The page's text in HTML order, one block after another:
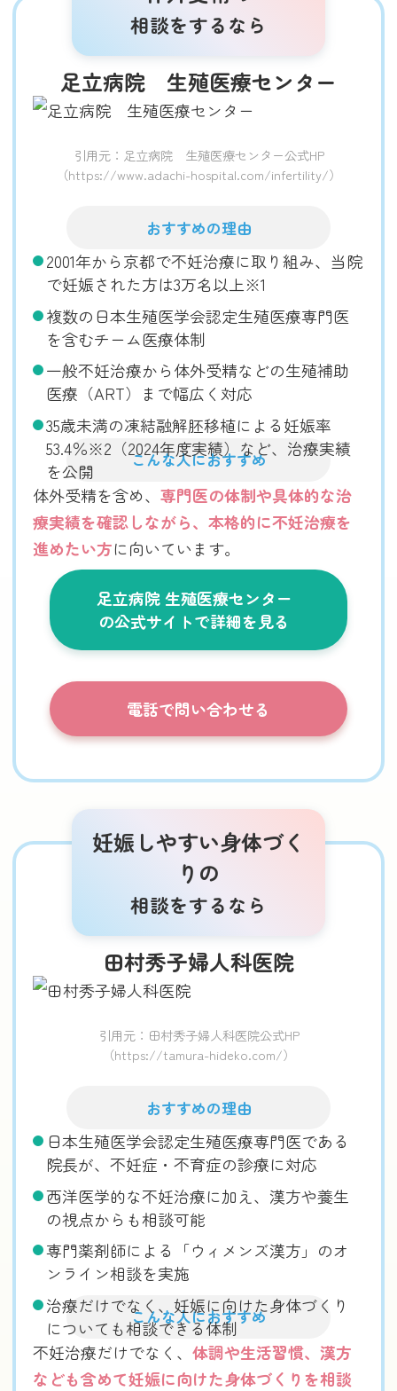
相談をするなら
足立病院 生殖医療センター
引用元：足立病院 生殖医療センター公式HP
（https://www.adachi-hospital.com/infertility/）
おすすめの理由
2001年から京都で不妊治療に取り組み、当院
で妊娠された方は3万名以上※1
複数の日本生殖医学会認定生殖医療専門医
を含むチーム医療体制
一般不妊治療から体外受精などの生殖補助
医療（ART）まで幅広く対応
35歳未満の凍結融解胚移植による妊娠率
53.4％※2（2024年度実績）など、治療実績
を公開
こんな人におすすめ
体外受精を含め、専門医の体制や具体的な治
療実績を確認しながら、本格的に不妊治療を
進めたい方に向いています。
足立病院 生殖医療センター
の公式サイトで詳細を見る
電話で問い合わせる
妊娠しやすい身体づく
りの
相談をするなら
田村秀子婦人科医院
引用元：田村秀子婦人科医院公式HP
（https://tamura-hideko.com/）
おすすめの理由
日本生殖医学会認定生殖医療専門医である
院長が、不妊症・不育症の診療に対応
西洋医学的な不妊治療に加え、漢方や養生
の視点からも相談可能
専門薬剤師による「ウィメンズ漢方」のオ
ンライン相談を実施
治療だけでなく、妊娠に向けた身体づくり
についても相談できる体制
こんな人におすすめ
不妊治療だけでなく、体調や生活習慣、漢方
なども含めて妊娠に向けた身体づくりを相談